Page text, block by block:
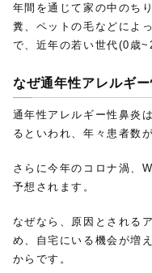
年間を通じて家の中のち
糞、ペットの毛などによ
で、近年の若い世代(0歳
なぜ通年性アレルギ
通年性アレルギー性鼻炎
るといわれ、年々患者数
さらに今年のコロナ渦、
予想されます。
なぜなら、原因とされる
め、自宅にいる機会が増
からです。